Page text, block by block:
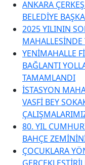
ANKARA
BELEDİYE
2025 YILININ
YENİMAHALLE
BAĞLANTI
TAMAMLANDI
İSTASYON
VASFİ BEY
80. YIL
BAHÇE
ÇOCUKLARA